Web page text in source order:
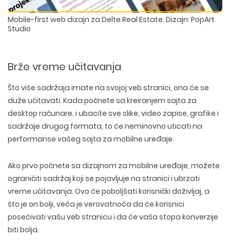
Mobile-first web dizajn za Delte Real Estate. Dizajn: PopArt
Studio
Brže vreme učitavanja
Što više sadržaja imate na svojoj veb stranici, ona će se
duže učitavati. Kada počnete sa kreiranjem sajta za
desktop računare, i ubacite sve slike, video zapise, grafike i
sadržaje drugog formata, to će neminovno uticati na
performanse vašeg sajta za mobilne uređaje.
Ako prvo počnete sa dizajnom za mobilne uređaje, možete
ograničiti sadržaj koji se pojavljuje na stranici i ubrzati
vreme učitavanja. Ovo će poboljšati korisnički doživljaj, a
što je on bolji, veća je verovatnoća da će korisnici
posećivati vašu veb stranicu i da će vaša stopa konverzije
biti bolja.